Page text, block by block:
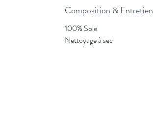
Composition & Entretien
100% Soie
Nettoyage à sec